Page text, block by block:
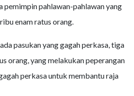
pemimpin pahlawan-pahlawan yang
enam ratus orang.
pasukan yang gagah perkasa, tiga
orang, yang melakukan peperangan
perkasa untuk membantu raja